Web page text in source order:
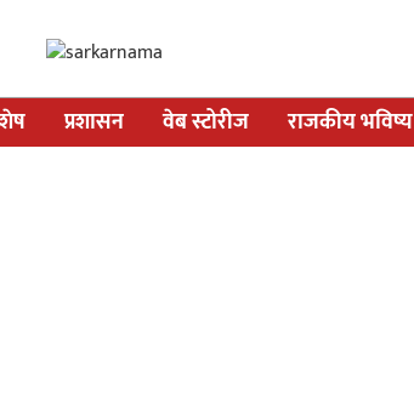
प्रशासन वेब स्टोरीज राजकीय भविष्य